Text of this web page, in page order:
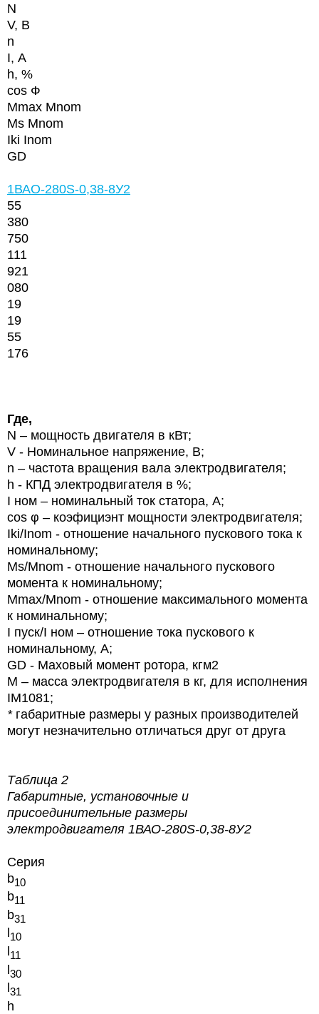
N
V, В
n
I, А
h, %
cos Ф
Mmax Mnom
Ms Mnom
Iki Inom
GD
1ВАО-280S-0,38-8У2
55
380
750
111
921
080
19
19
55
176
Где,
N – мощность двигателя в кВт;
V - Номинальное напряжение, В;
n – частота вращения вала электродвигателя;
h - КПД электродвигателя в %;
I ном – номинальный ток статора, А;
cos φ – коэфициэнт мощности электродвигателя;
Iki/Inom - отношение начального пускового тока к
номинальному;
Ms/Mnom - отношение начального пускового
момента к номинальному;
Mmax/Mnom - отношение максимального момента
к номинальному;
I пуск/I ном – отношение тока пускового к
номинальному, А;
GD - Маховый момент ротора, кгм2
М – масса электродвигателя в кг, для исполнения
IM1081;
*габаритные размеры у разных производителей
могут незначительно отличаться друг от друга
Таблица 2
Габаритные, установочные и
присоединительные размеры
электродвигателя 1ВАО-280S-0,38-8У2
Серия
b10
b11
b31
10
11
l30
31
h